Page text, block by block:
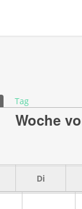
(aktiver Reiter)
Tag
Woche
Di